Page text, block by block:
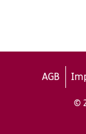
AGB
©